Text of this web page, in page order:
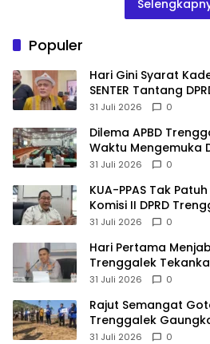
Populer
Hari Gini Syarat
SENTER Tantang
Gunakan Open Legal
31 Juli 2026 0
Dilema APBD
Waktu Mengemuka
Miliar
31 Juli 2026 0
KUA-PPAS Tak
Komisi II DPRD
Terancam Sanksi
31 Juli 2026 0
Hari Pertama
Trenggalek
Hindari Pelanggaran
31 Juli 2026 0
​Rajut Semangat
Trenggalek
di Pantai Konang
31 Juli 2026 0